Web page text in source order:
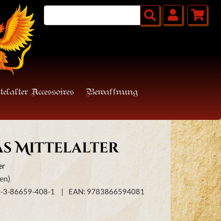
Accessoires Bewaffnung
Mittelalter
3-86659-408-1 EAN: 9783866594081